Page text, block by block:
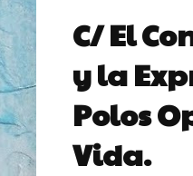
C/ El
y la
Polos
Vida.